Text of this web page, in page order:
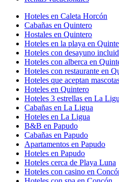
Hoteles en Caleta Horcón
Cabañas en Quintero
Hostales en Quintero
Hoteles en la playa en
Hoteles con desayuno
Hoteles con alberca en
Hoteles con restaurante en
Hoteles que aceptan
Hoteles en Quintero
Hoteles 3 estrellas en La
Cabañas en La Ligua
Hoteles en La Ligua
B&B en Papudo
Cabañas en Papudo
Apartamentos en Papudo
Hoteles en Papudo
Hoteles cerca de Playa Luna
Hoteles con casino en